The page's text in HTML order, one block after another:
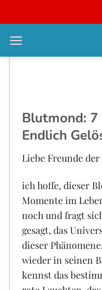
qua
nội
Blutmond:
Endlich
Liebe Freunde
ich hoffe, dieser
Momente im
noch und fragt
gesagt, das
dieser
wieder in seinen
kennst das